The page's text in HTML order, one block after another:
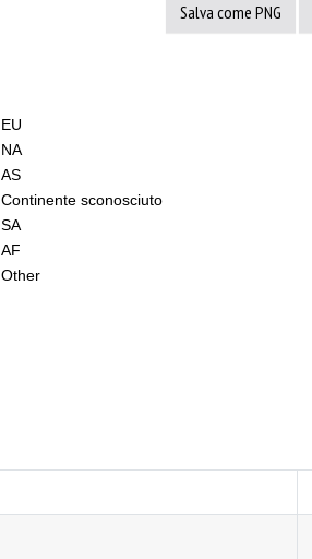
Salva come PNG
EU
NA
AS
Continente sconosciuto
SA
AF
Other